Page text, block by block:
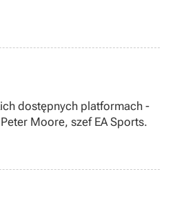
dostępnych platformach -
Moore, szef EA Sports.